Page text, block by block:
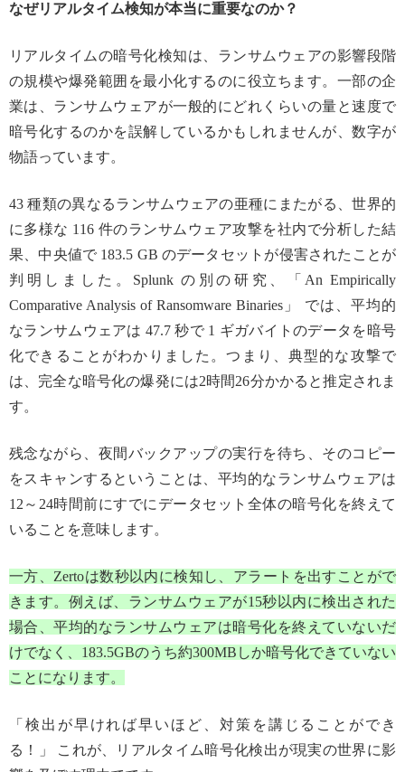
なぜリアルタイム検知が本当に重要なのか？
リアルタイムの暗号化検知は、ランサムウェアの影響段階
の規模や爆発範囲を最小化するのに役立ちます。一部の企
業は、ランサムウェアが一般的にどれくらいの量と速度で
暗号化するのかを誤解しているかもしれませんが、数字が
物語っています。
43 種類の異なるランサムウェアの亜種にまたがる、世界的
に多様な 116 件のランサムウェア攻撃を社内で分析した結
果、中央値で 183.5 GB のデータセットが侵害されたことが
判明しました。Splunk の別の研究、「An Empirically
Comparative Analysis of Ransomware Binaries」 では、平均的
なランサムウェアは 47.7 秒で 1 ギガバイトのデータを暗号
化できることがわかりました。つまり、典型的な攻撃で
は、完全な暗号化の爆発には2時間26分かかると推定されま
す。
残念ながら、夜間バックアップの実行を待ち、そのコピー
をスキャンするということは、平均的なランサムウェアは
12～24時間前にすでにデータセット全体の暗号化を終えて
いることを意味します。
一方、Zertoは数秒以内に検知し、アラートを出すことがで
きます。例えば、ランサムウェアが15秒以内に検出された
場合、平均的なランサムウェアは暗号化を終えていないだ
けでなく、183.5GBのうち約300MBしか暗号化できていない
ことになります。
「検出が早ければ早いほど、対策を講じることができ
る！」 これが、リアルタイム暗号化検出が現実の世界に影